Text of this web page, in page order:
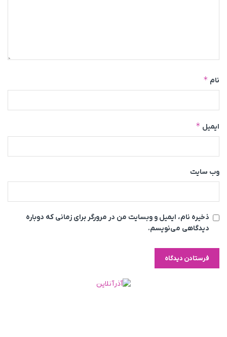
نام *
ایمیل *
وب‌ سایت
ذخیره نام، ایمیل و وبسایت من در مرورگر برای زمانی که دوباره
دیدگاهی می‌نویسم.